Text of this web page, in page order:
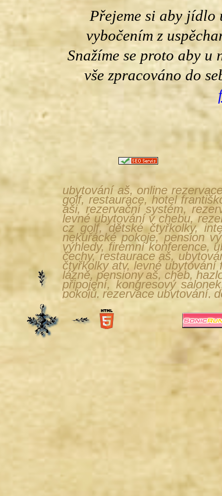
Přejeme si aby jídlo
vybočením z
Snažíme se proto aby
vše zpracováno do
ubytování aš, online
golf, restaurace, hotel
aši, rezervační systém,
levné ubytování v chebu,
cz golf, dětské čtyřkolky,
nekuřácké pokoje, pension
výhledy, firemní konference,
čechy, restaurace aš,
čtyřkolky atv, levné
lázně, pensiony aš, cheb,
připojení, kongresový
pokojů, rezervace ubytování,